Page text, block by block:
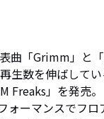
曲「Grimm」と
生数を伸ばしてい
Freaks」を発売。
ォーマンスでフ